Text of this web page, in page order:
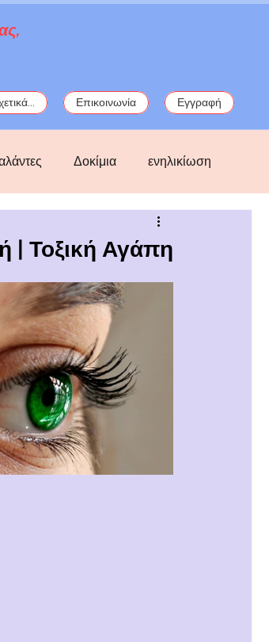
Επικοινωνία Εγγραφή
Δοκίμια ενηλικίωση
παλιές ιστορίες
φαντασία
| Τοξική Αγάπη